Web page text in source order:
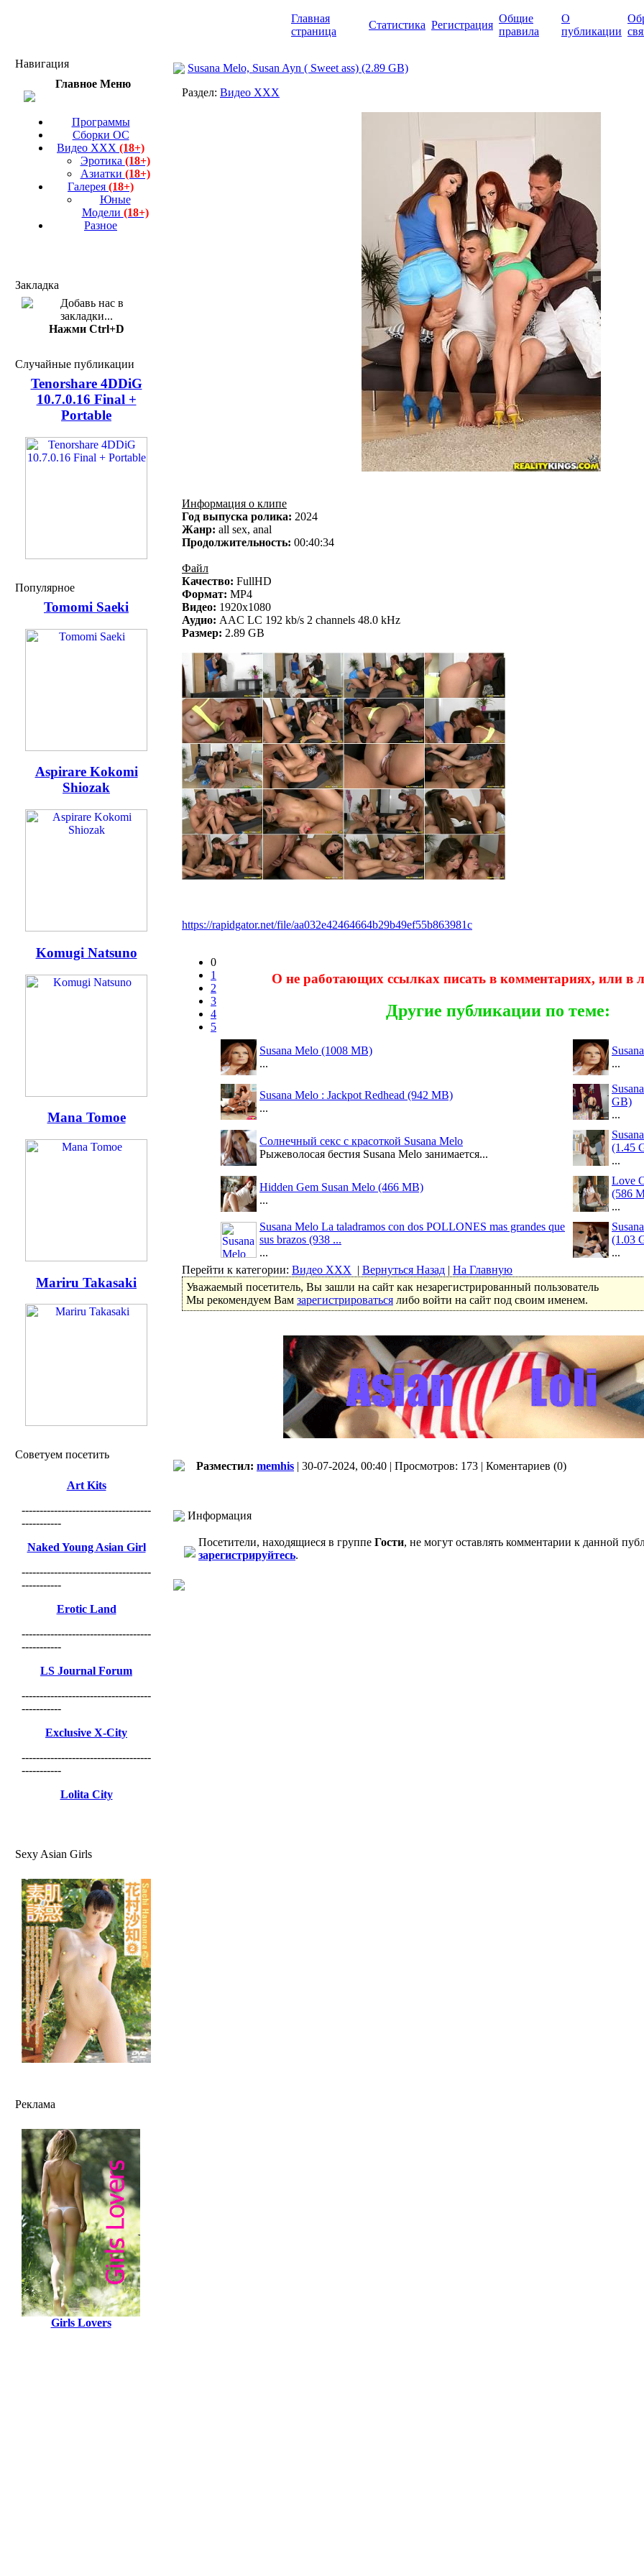
Главная
страница
Статистика Регистрация
Общие
правила
О
публикации
Навигация
Главное Меню
Программы
Сборки ОС
Видео ХХХ (18+)
Эротика (18+)
Азиатки (18+)
Галерея (18+)
Юные
Модели (18+)
Разное
Закладка
Нажми Ctrl+D
Случайные публикации
Tenorshare 4DDiG
10.7.0.16 Final +
Portable
Популярное
Tomomi Saeki
Aspirare Kokomi
Shiozak
Komugi Natsuno
Mana Tomoe
Mariru Takasaki
Советуем посетить
Art Kits
------------------------------------
-----------
Naked Young Asian Girl
------------------------------------
-----------
Erotic Land
------------------------------------
-----------
LS Journal Forum
------------------------------------
-----------
Exclusive X-City
------------------------------------
-----------
Lolita City
Sexy Asian Girls
Реклама
Girls Lovers
Susana Melo, Susan Ayn ( Sweet ass) (2.89 GB)
Раздел: Видео ХХХ
Информация о клипе
Год выпуска ролика: 2024
Жанр: all sex, anal
Продолжительность: 00:40:34
Файл
Качество: FullHD
Формат: MP4
Видео: 1920x1080
Аудио: AAC LC 192 kb/s 2 channels 48.0 kHz
Размер: 2.89 GB
https://rapidgator.net/file/aa032e42464664b29b49ef55b863981c
0
1
2
3
4
5
О не работающих ссылках писать в комментариях, или в
Другие публикации по теме:
Susana Melo (1008 MB)
...
...
Susana Melo : Jackpot Redhead (942 MB)
...
GB)
...
Солнечный секс с красоткой Susana Melo
Рыжеволосая бестия Susana Melo занимается...
(1.45
...
Hidden Gem Susan Melo (466 MB)
...
Love
(586
...
Susana Melo La taladramos con dos POLLONES mas grandes que
sus brazos (938 ...
...
(1.03
...
Перейти к категории: Видео ХХХ | Вернуться Назад | На Главную
Уважаемый посетитель, Вы зашли на сайт как незарегистрированный пользователь
Мы рекомендуем Вам зарегистрироваться либо войти на сайт под своим именем.
Разместил: memhis | 30-07-2024, 00:40 | Просмотров: 173 | Коментариев (0)
Информация
Посетители, находящиеся в группе Гости, не могут оставлять комментарии к данной
зарегистрируйтесь.